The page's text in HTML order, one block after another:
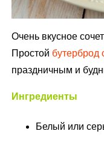
Очень вкусное
Простой бутерброд
праздничным и
Ингредиенты
Белый или